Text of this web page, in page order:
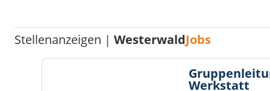
Stellenanzeigen |WesterwaldJobs
Werkstatt